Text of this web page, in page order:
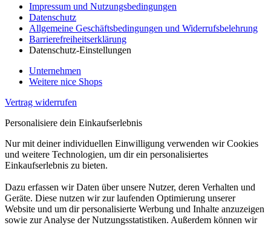
Impressum und Nutzungsbedingungen
Datenschutz
Allgemeine Geschäftsbedingungen und Widerrufsbelehrung
Barrierefreiheitserklärung
Datenschutz-Einstellungen
Unternehmen
Weitere nice Shops
Vertrag widerrufen
Personalisiere dein Einkaufserlebnis
Nur mit deiner individuellen Einwilligung verwenden wir Cookies
und weitere Technologien, um dir ein personalisiertes
Einkaufserlebnis zu bieten.
Dazu erfassen wir Daten über unsere Nutzer, deren Verhalten und
Geräte. Diese nutzen wir zur laufenden Optimierung unserer
Website und um dir personalisierte Werbung und Inhalte anzuzeigen
sowie zur Analyse der Nutzungsstatistiken. Außerdem können wir